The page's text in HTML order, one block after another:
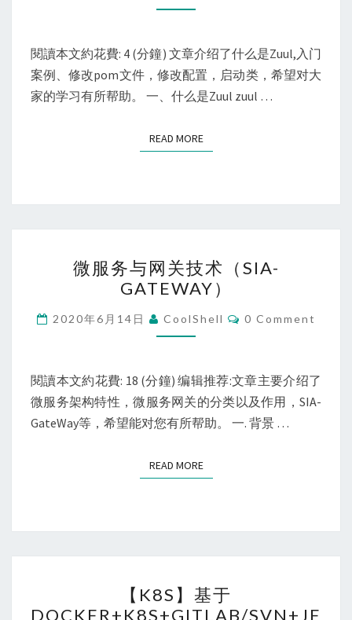
网
[介
绍
及
门
閱讀本文約花費: 4 (分鐘) 文章介绍了什么是Zuul,入门
案例、修改pom文件，修改配置，启动类，希望对大
家的学习有所帮助。 一、什么是Zuul zuul …
READ MOREREAD MORE
服
务
与
网
技
术
（SIA-
微服务与网关技术（SIA-
GATEWAY）
2020年6月14日 CoolShell Comments
0 Comment
閱讀本文約花費: 18 (分鐘) 编辑推荐:文章主要介绍了
微服务架构特性，微服务网关的分类以及作用，SIA-
GateWay等，希望能对您有所帮助。 一. 背景 …
READ MOREREAD MORE
基
【K8S】基于
DOCKER+K8S+GITLAB/SVN+JE